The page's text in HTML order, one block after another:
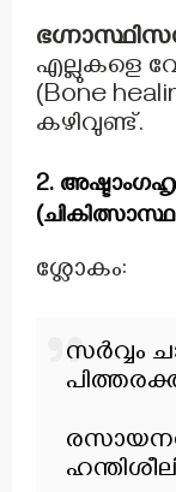
എല്ലുകളെ
(Bone
കഴിവുണ്ട്.
2.
ശ്ലോകം:
സർവ്വം